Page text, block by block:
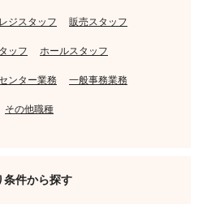
レジスタッフ 販売スタッフ
ッフ ホールスタッフ
ンター業務 一般事務業務
その他職種
条件から探す